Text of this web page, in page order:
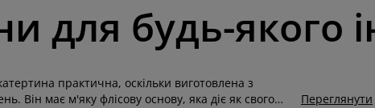
для будь-якого
практична, оскільки виготовлена ​​з
Він має м'яку флісову основу, яка діє як свого
Переглянути